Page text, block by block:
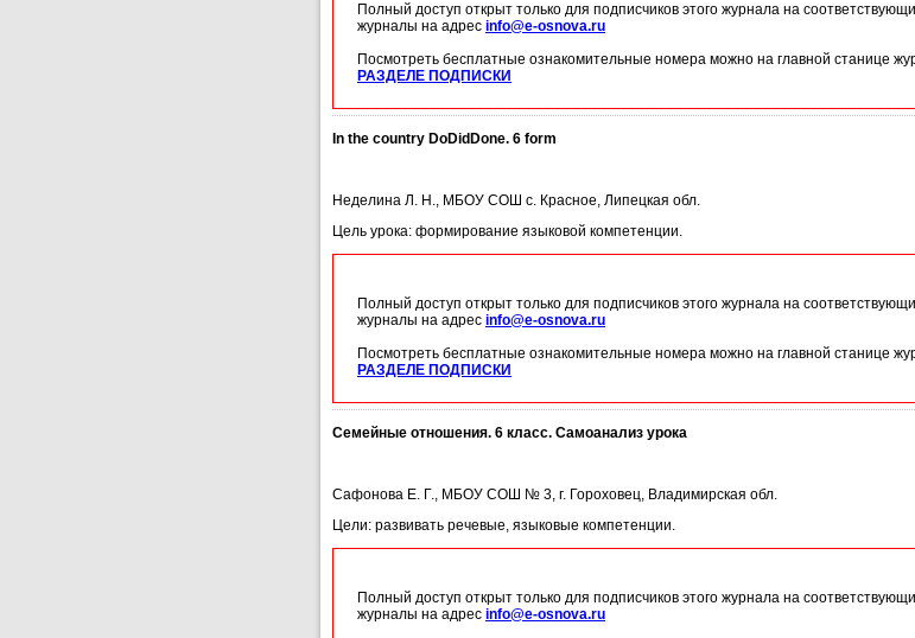
Полный доступ открыт только для подписчиков этого журнала на
журналы на адрес info@e-osnova.ru
Посмотреть бесплатные ознакомительные номера можно на главной станице
РАЗДЕЛЕ ПОДПИСКИ
In the country DoDidDone. 6 form
Неделина Л. Н., МБОУ СОШ с. Красное, Липецкая обл.
Цель урока: формирование языковой компетенции.
Полный доступ открыт только для подписчиков этого журнала на
журналы на адрес info@e-osnova.ru
Посмотреть бесплатные ознакомительные номера можно на главной станице
РАЗДЕЛЕ ПОДПИСКИ
Семейные отношения. 6 класс. Самоанализ урока
Сафонова Е. Г., МБОУ СОШ № 3, г. Гороховец, Владимирская обл.
Цели: развивать речевые, языковые компетенции.
Полный доступ открыт только для подписчиков этого журнала на
журналы на адрес info@e-osnova.ru